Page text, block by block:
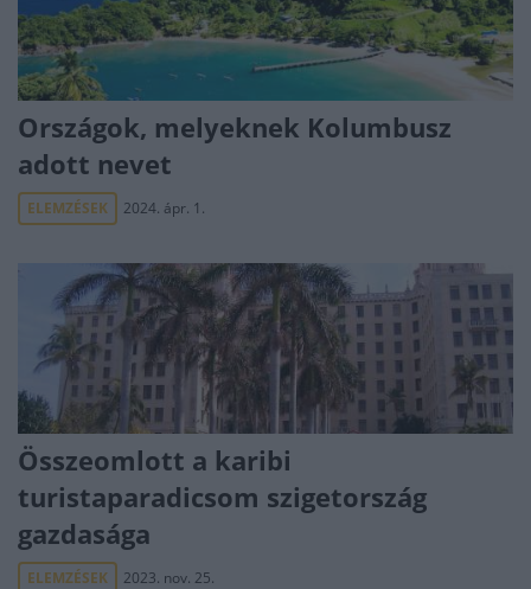
Országok, melyeknek Kolumbusz
adott nevet
ELEMZÉSEK 2024. ápr. 1.
Összeomlott a karibi
turistaparadicsom szigetország
gazdasága
ELEMZÉSEK 2023. nov. 25.